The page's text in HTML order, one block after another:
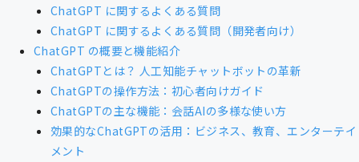
ChatGPT に関するよくある質問
ChatGPT に関するよくある質問（開発者向け）
ChatGPT の概要と機能紹介
ChatGPTとは？ 人工知能チャットボットの革新
ChatGPTの操作方法：初心者向けガイド
ChatGPTの主な機能：会話AIの多様な使い方
効果的なChatGPTの活用：ビジネス、教育、エンターテイ
メント